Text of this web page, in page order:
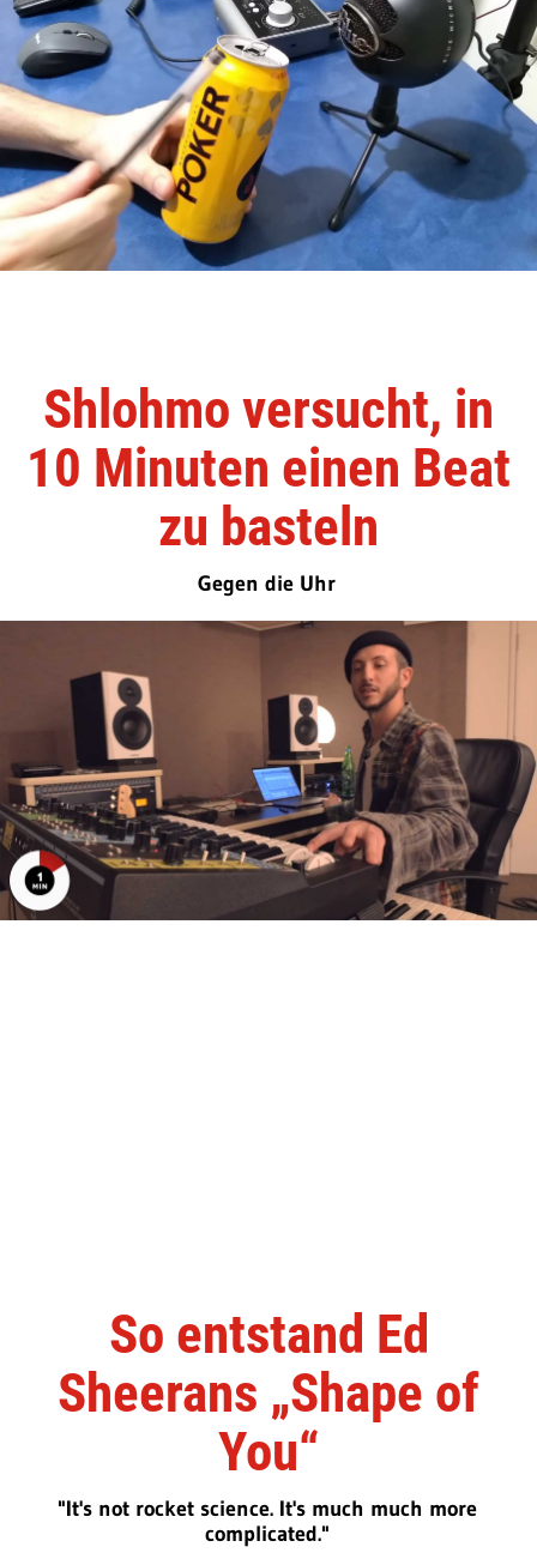
Shlohmo versucht, in
10 Minuten einen Beat
zu basteln
Gegen die Uhr
So entstand Ed
Sheerans „Shape of
You“
"It's not rocket science. It's much much more
complicated."